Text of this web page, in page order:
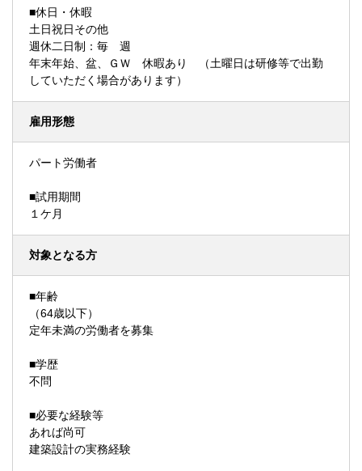
■休日・休暇
土日祝日その他
週休二日制：毎 週
年末年始、盆、ＧＷ 休暇あり （土曜日は研修等で出勤
していただく場合があります）
雇用形態
パート労働者
■試用期間
１ケ月
対象となる方
■年齢
（64歳以下）
定年未満の労働者を募集
■学歴
不問
■必要な経験等
あれば尚可
建築設計の実務経験